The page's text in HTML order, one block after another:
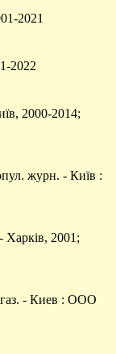
2021
2022
2000-2014;
журн. - Київ :
Харків, 2001;
газ. - Киев : ООО